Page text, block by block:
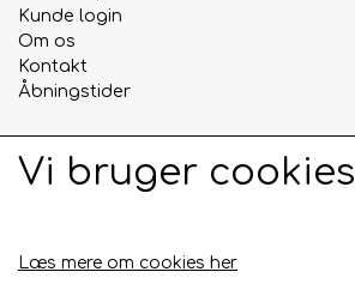
Kunde login
Om os
Kontakt
Åbningstider
Sociale medier
Vi bruger cookies
Læs mere om cookies her